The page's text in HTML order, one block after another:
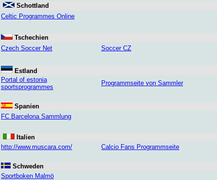
Schottland
Celtic Programmes Online
Tschechien
Czech Soccer Net
Soccer CZ
Estland
Portal of estonia
sportsprogrammes
Programmseite von Sammler
Spanien
FC Barcelona Sammlung
Italien
http://www.muscara.com/
Calcio Fans Programmseite
Schweden
Sportboken Malmö